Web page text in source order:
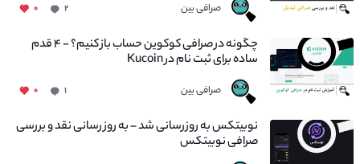
صرافی بین ۲ ۰
چگونه در صرافی کوکوین حساب باز کنیم؟ - ۴ قدم
ساده برای ثبت نام در Kucoin
صرافی بین ۱ ۰
نوبیتکس به روزرسانی شد – به روز رسانی نقد و بررسی
صرافی نوبیتکس